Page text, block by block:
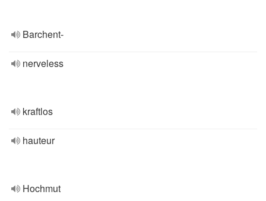
Barchent-
nerveless
kraftlos
hauteur
Hochmut